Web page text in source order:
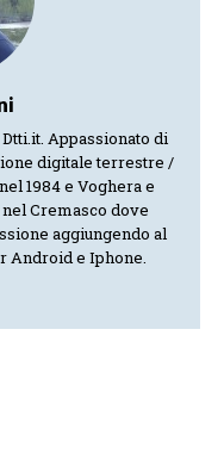
Appassionato di
digitale terrestre /
1984 e Voghera e
Cremasco dove
aggiungendo al
Android e Iphone.